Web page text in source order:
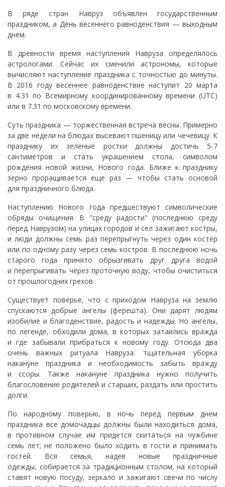
В ряде стран Навруз объявлен государственным
праздником, а День весеннего равноденствия — выходным
днем.
В древности время наступления Навруза определялось
астрологами. Сейчас их сменили астрономы, которые
вычисляют наступление праздника с точностью до минуты.
В 2016 году весеннее равноденствие наступит 20 марта
в 4.31 по Всемирному координированному времени (UTC)
или в 7.31 по московскому времени.
Суть праздника — торжественная встреча весны. Примерно
за две недели на блюдах высевают пшеницу или чечевицу. К
празднику их зеленые ростки должны достичь 5-7
сантиметров и стать украшением стола, символом
рождения новой жизни, Нового года. Ближе к празднику
зерно проращивается еще раз — чтобы стать основой
для праздничного блюда.
Наступлению Нового года предшествуют символические
обряды очищения. В "среду радости" (последнюю среду
перед Наврузом) на улицах городов и сел зажигают костры,
и люди должны семь раз перепрыгнуть через один костер
или по одному разу через семь костров. В последнюю ночь
старого года принято обрызгивать друг друга водой
и перепрыгивать через проточную воду, чтобы очиститься
от прошлогодних грехов.
Существует поверье, что с приходом Навруза на землю
спускаются добрые ангелы (ферешта). Они дарят людям
изобилие и благоденствие, радость и надежды. Но ангелы,
по легенде, обходили дома, в которых затаились вражда
и где забывали прибраться к новому году. Отсюда два
очень важных ритуала Навруза: тщательная уборка
накануне праздника и необходимость забыть вражду
и ссоры. Также накануне праздника нужно получить
благословение родителей и старших, раздать или простить
долги.
По народному поверью, в ночь перед первым днем
праздника все домочадцы должны были находиться дома,
в противном случае им придется скитаться на чужбине
семь лет; не положено было ходить в гости и принимать
гостей. Вся семья, надев новые праздничные
одежды, собирается за традиционным столом, на который
ставят новую посуду, зеркало и зажигают свечи по числу